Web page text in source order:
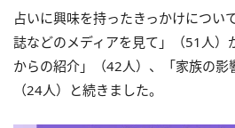
占いに興味を持ったきっかけについ
誌などのメディアを見て」（51人）
からの紹介」（42人）、「家族の影
（24人）と続きました。